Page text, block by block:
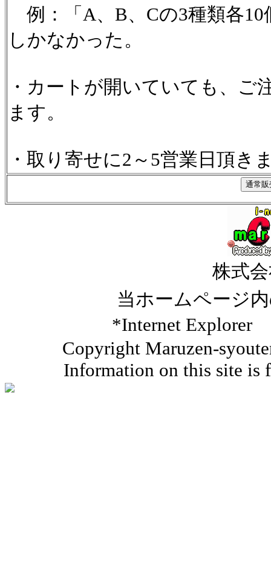
例：「A、B、Cの3種類各10
しかなかった。
・カートが開いていても、ご
ます。
・取り寄せに2～5営業日頂き
株式
当ホームページ
*Internet Explorer
Copyright Maruzen-
Information on this site is